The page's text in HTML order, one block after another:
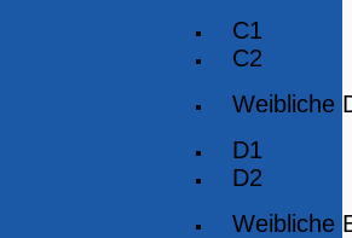
C1
C2
Weibliche
D1
D2
Weibliche